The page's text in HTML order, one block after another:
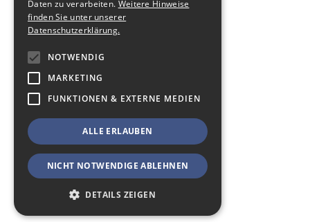
Daten zu verarbeiten. Weitere Hinweise
finden Sie unter unserer
Datenschutzerklärung.
NOTWENDIG
MARKETING
FUNKTIONEN & EXTERNE MEDIEN
ALLE ERLAUBEN
NICHT NOTWENDIGE ABLEHNEN
DETAILS ZEIGEN